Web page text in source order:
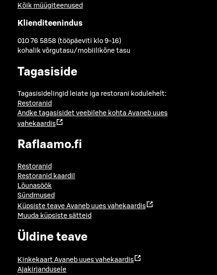
Kõik müügiteenused
Klienditeenindus
010 76 5858 (tööpäeviti klo 9-16)
kohalik võrgutasu/mobiilikõne tasu
Tagasiside
Tagasisidelingid leiate iga restorani kodulehelt:
Restoranid
Andke tagasisidet veebilehe kohta Avaneb uues
vahekaardis
Raflaamo.fi
Restoranid
Restoranid kaardil
Lõunasöök
Sündmused
Küpsiste teave Avaneb uues vahekaardis
Muuda küpsiste sätteid
Üldine teave
Kinkekaart Avaneb uues vahekaardis
Ajakirjandusele